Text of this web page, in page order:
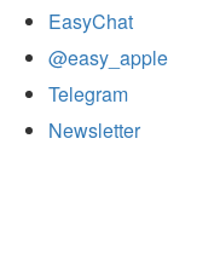
EasyChat
@easy_apple
Telegram
Newsletter